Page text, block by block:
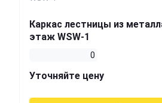
Каркас лестницы из
этаж WSW-1
0
Уточняйте цену